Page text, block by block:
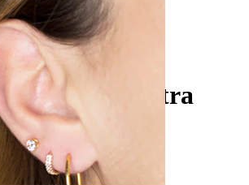
per piercing al labbro
con pietra marquise
con pietra